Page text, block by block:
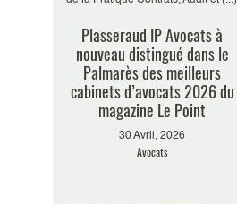
Plasseraud IP Avocats à
nouveau distingué dans le
Palmarès des meilleurs
cabinets d’avocats 2026 du
magazine Le Point
30 Avril, 2026
Avocats